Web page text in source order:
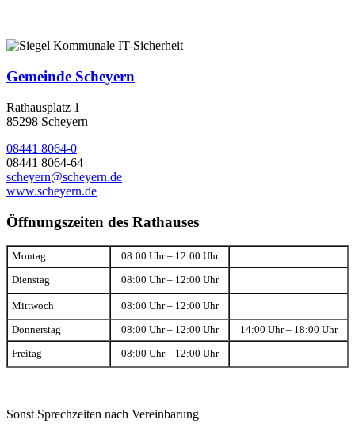
Gemeinde Scheyern
Rathausplatz 1
85298 Scheyern
08441 8064-0
08441 8064-64
scheyern@scheyern.de
www.scheyern.de
Öffnungszeiten des Rathauses
Montag 08:00 Uhr – 12:00 Uhr
Dienstag 08:00 Uhr – 12:00 Uhr
Mittwoch 08:00 Uhr – 12:00 Uhr
Donnerstag 08:00 Uhr – 12:00 Uhr 14:00 Uhr – 18:00 Uhr
Freitag 08:00 Uhr – 12:00 Uhr
Sonst Sprechzeiten nach Vereinbarung